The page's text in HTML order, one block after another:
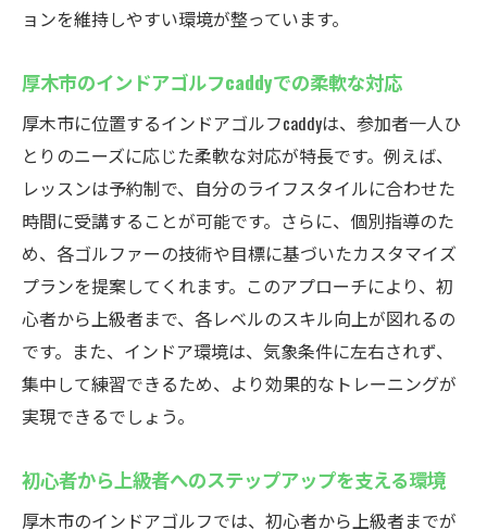
ョンを維持しやすい環境が整っています。
厚木市のインドアゴルフcaddyでの柔軟な対応
厚木市に位置するインドアゴルフcaddyは、参加者一人ひ
とりのニーズに応じた柔軟な対応が特長です。例えば、
レッスンは予約制で、自分のライフスタイルに合わせた
時間に受講することが可能です。さらに、個別指導のた
め、各ゴルファーの技術や目標に基づいたカスタマイズ
プランを提案してくれます。このアプローチにより、初
心者から上級者まで、各レベルのスキル向上が図れるの
です。また、インドア環境は、気象条件に左右されず、
集中して練習できるため、より効果的なトレーニングが
実現できるでしょう。
初心者から上級者へのステップアップを支える環境
厚木市のインドアゴルフでは、初心者から上級者までが